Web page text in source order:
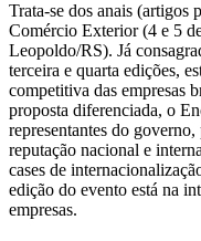
Trata-se dos anais
Comércio Exterior (4 e 5
Leopoldo/RS). Já
terceira e quarta edições,
competitiva das empresas
proposta diferenciada, o
representantes do
reputação nacional e
cases de
edição do evento está na
empresas.